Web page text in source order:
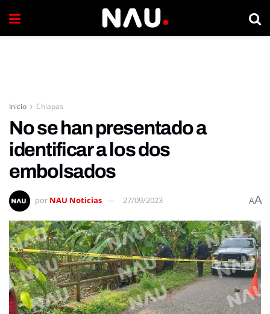
Inicio Chiapas
No se han presentado a
identificar a los dos
embolsados
por NAU Noticias 27/09/2023 AA